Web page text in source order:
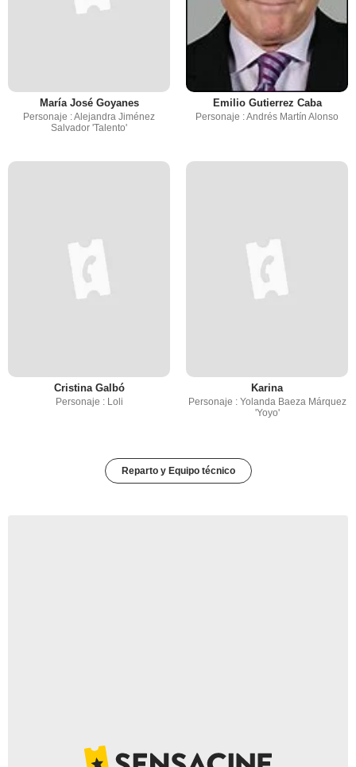
María José Goyanes
Personaje : Alejandra Jiménez
Salvador 'Talento'
Emilio Gutierrez Caba
Personaje : Andrés Martín Alonso
Cristina Galbó
Personaje : Loli
Karina
Personaje : Yolanda Baeza Márquez
'Yoyo'
Reparto y Equipo técnico